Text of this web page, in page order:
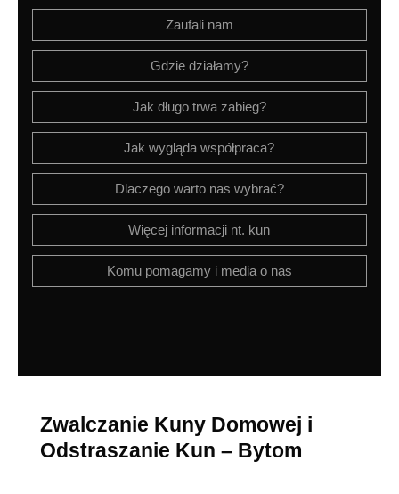
Zaufali nam
Gdzie działamy?
Jak długo trwa zabieg?
Jak wygląda współpraca?
Dlaczego warto nas wybrać?
Więcej informacji nt. kun
Komu pomagamy i media o nas
Zwalczanie Kuny Domowej i
Odstraszanie Kun – Bytom